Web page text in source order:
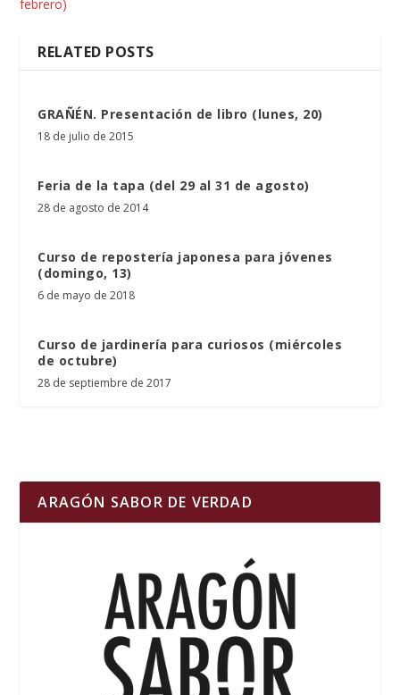
febrero)
RELATED POSTS
GRAÑÉN. Presentación de libro (lunes, 20)
18 de julio de 2015
Feria de la tapa (del 29 al 31 de agosto)
28 de agosto de 2014
Curso de repostería japonesa para jóvenes
(domingo, 13)
6 de mayo de 2018
Curso de jardinería para curiosos (miércoles
de octubre)
28 de septiembre de 2017
ARAGÓN SABOR DE VERDAD